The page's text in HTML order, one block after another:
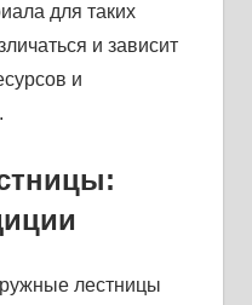
для таких
и зависит
и
лестницы